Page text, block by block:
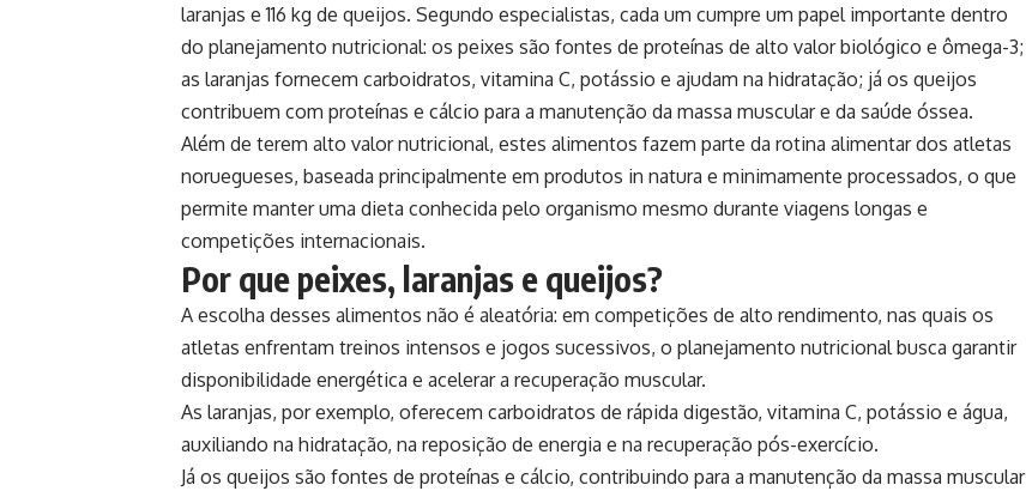
laranjas e 116 kg de queijos. Segundo especialistas, cada um cumpre um papel importante dentro
do planejamento nutricional: os peixes são fontes de proteínas de alto valor biológico e ômega-3;
as laranjas fornecem carboidratos, vitamina C, potássio e ajudam na hidratação; já os queijos
contribuem com proteínas e cálcio para a manutenção da massa muscular e da saúde óssea.
Além de terem alto valor nutricional, estes alimentos fazem parte da rotina alimentar dos atletas
noruegueses, baseada principalmente em produtos in natura e minimamente processados, o que
permite manter uma dieta conhecida pelo organismo mesmo durante viagens longas e
competições internacionais.
Por que peixes, laranjas e queijos?
A escolha desses alimentos não é aleatória: em competições de alto rendimento, nas quais os
atletas enfrentam treinos intensos e jogos sucessivos, o planejamento nutricional busca garantir
disponibilidade energética e acelerar a recuperação muscular.
As laranjas, por exemplo, oferecem carboidratos de rápida digestão, vitamina C, potássio e água,
auxiliando na hidratação, na reposição de energia e na recuperação pós-exercício.
Já os queijos são fontes de proteínas e cálcio, contribuindo para a manutenção da massa muscular